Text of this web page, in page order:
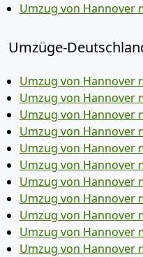
Umzug von Hannover
Umzüge-
Umzug von Hannover
Umzug von Hannover
Umzug von Hannover
Umzug von Hannover
Umzug von Hannover
Umzug von Hannover
Umzug von Hannover
Umzug von Hannover
Umzug von Hannover
Umzug von Hannover
Umzug von Hannover